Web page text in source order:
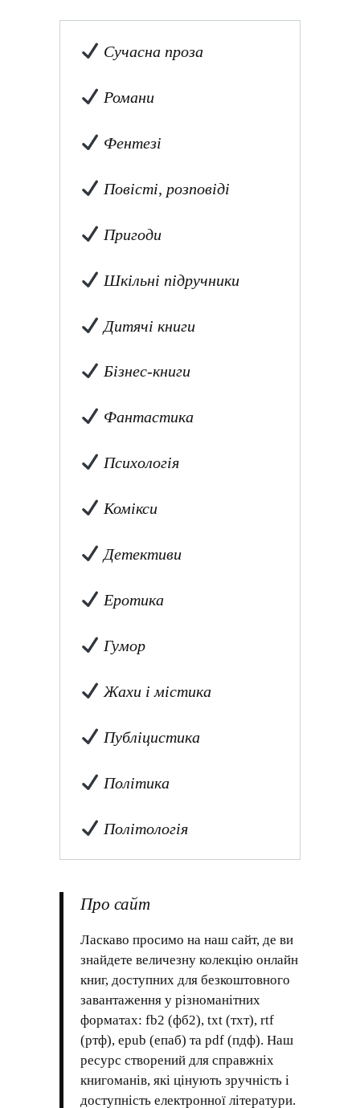
Сучасна проза
Романи
Фентезі
Повісті, розповіді
Пригоди
Шкільні підручники
Дитячі книги
Бізнес-книги
Фантастика
Психологія
Комікси
Детективи
Еротика
Гумор
Жахи і містика
Публіцистика
Політика
Політологія
Про сайт
Ласкаво просимо на наш сайт, де ви
знайдете величезну колекцію онлайн
книг, доступних для безкоштовного
завантаження у різноманітних
форматах: fb2 (фб2), txt (тхт), rtf
(ртф), epub (епаб) та pdf (пдф). Наш
ресурс створений для справжніх
книгоманів, які цінують зручність і
доступність електронної літератури.